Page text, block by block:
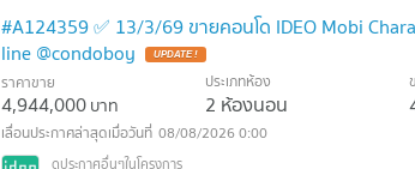
#A124359 ✅ 13/3/69 ขายคอนโด IDEO Mobi
line @condoboy
ราคาขาย
4,944,000บาท
ประเภทห้อง
2 ห้องนอน
08/08/2026 0:00